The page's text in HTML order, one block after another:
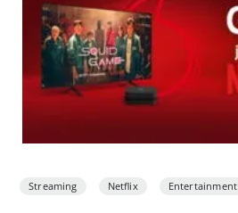
Streaming Netflix Entertainment